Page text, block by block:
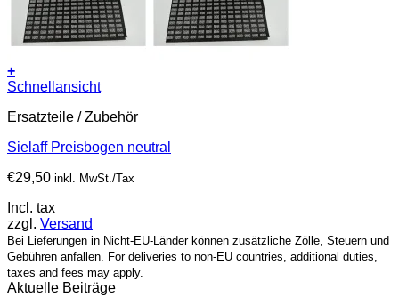
+
Schnellansicht
Ersatzteile / Zubehör
Sielaff Preisbogen neutral
€29,50 inkl. MwSt./Tax
Incl. tax
zzgl. Versand
Bei Lieferungen in Nicht-EU-Länder können zusätzliche Zölle, Steuern und
Gebühren anfallen. For deliveries to non-EU countries, additional duties,
taxes and fees may apply.
Aktuelle Beiträge